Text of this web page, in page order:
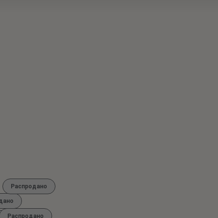
Распродано
Распродано